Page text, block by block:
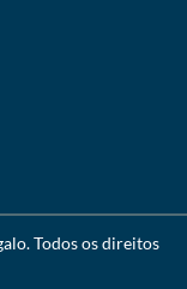
. Todos os direitos